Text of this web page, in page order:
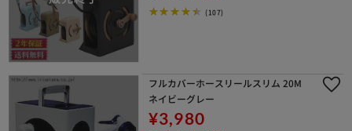
(107)
フルカバーホースリールスリム 20M
ネイビーグレー
¥3,980